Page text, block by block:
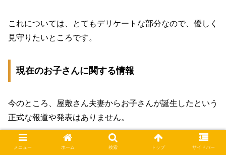
これについては、とてもデリケートな部分なので、優しく
見守りたいところです。
現在のお子さんに関する情報
今のところ、屋敷さん夫妻からお子さんが誕生したという
正式な報道や発表はありません。
二人の時間を満喫しているのかもしれないし、こればかり
メニュー ホーム 検索 トップ サイドバー